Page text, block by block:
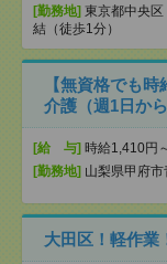
[勤務地] 東京都中央
結（徒歩1分）
【無資格でも
介護（週1日か
[給 与] 時給1,410円
[勤務地] 山梨県甲府市
大田区！軽作業